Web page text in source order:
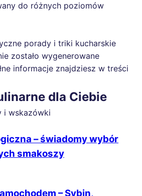
do różnych poziomów
porady i triki kucharskie
zostało wygenerowane
informacje znajdziesz w treści
dla Ciebie
i wskazówki
– świadomy wybór
smakoszy
– Sybin,